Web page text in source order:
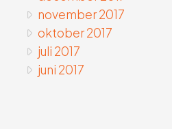
november 2017
oktober 2017
juli 2017
juni 2017